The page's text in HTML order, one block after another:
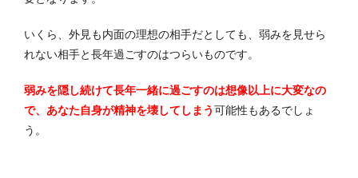
いくら、外見も内面の理想の相手だとしても、弱みを見せら
れない相手と長年過ごすのはつらいものです。
弱みを隠し続けて長年一緒に過ごすのは想像以上に大変なの
で、あなた自身が精神を壊してしまう可能性もあるでしょ
う。